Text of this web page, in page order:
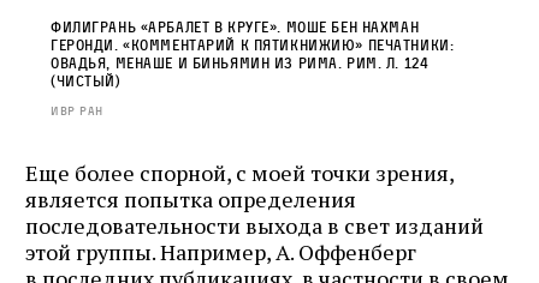
Филигрань «Арбалет в круге». Моше бен Нахман
Геронди. «Комментарий к Пятикнижию» Печатники:
Овадья, Менаше и Биньямин из Рима. Рим. Л. 124
(чистый)
ИВР РАН
Еще более спорной, с моей точки зрения,
является попытка определения
последовательности выхода в свет изданий
этой группы. Например, А. Оффенберг